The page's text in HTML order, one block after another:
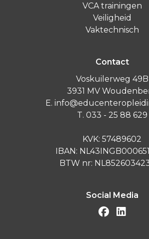
VCA trainingen
Veiligheid
Vaktechnisch
Contact
Voskuilerweg 49B
3931 MV
E.
T. 033 - 25 88 629
KVK: 57489602
IBAN:
BTW nr:
Social Media